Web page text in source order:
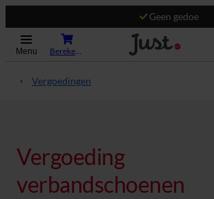
Geen gedoe
Menu
Vergoedingen
Vergoeding
verbandschoenen